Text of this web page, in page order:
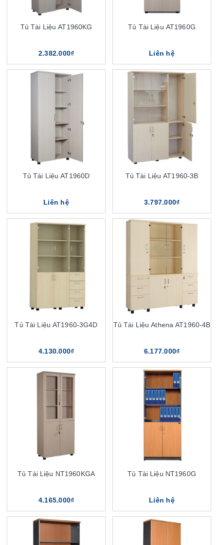
Tủ Tài Liệu AT1960KG
2.382.000₫
Tủ Tài Liệu AT1960G
Liên hệ
Tủ Tài Liệu AT1960D
Liên hệ
Tủ Tài Liệu AT1960-3B
3.797.000₫
Tủ Tài Liệu AT1960-3G4D
4.130.000₫
Tủ Tài Liệu Athena AT1960-4B
6.177.000₫
Tủ Tài Liệu NT1960KGA
4.165.000₫
Tủ Tài Liệu NT1960G
Liên hệ